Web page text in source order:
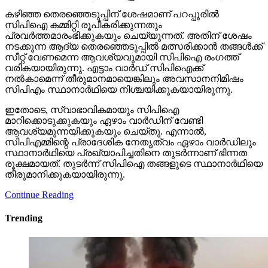
കഴിഞ്ഞ തെരഞ്ഞെടുപ്പിന് ശേഷമാണ് പറപ്പൂരില്‍
സിപിഐ കമ്മിറ്റി രൂപീകരിക്കുന്നതും
പ്രവര്‍ത്തമാരംഭിക്കുകയും ചെയ്യുന്നത്. അതിന് ശേഷം
നടക്കുന്ന ആദ്യ തെരഞ്ഞെടുപ്പില്‍ മത്സരിക്കാന്‍ തങ്ങള്‍ക്ക്
സീറ്റ് വേണമെന്ന ആവശ്യവുമായി സിപിഐ രംഗത്ത്
വരികയായിരുന്നു. എട്ടാം വാര്‍ഡ് സിപിഐക്ക്
നല്‍കാമെന്ന് തീരുമാനമായെങ്കിലും അവസാനനിമിഷം
സിപിഎം സ്ഥാനാര്‍ഥിയെ നിശ്ചയിക്കുകയായിരുന്നു.
ഇതോടെ, സ്വാഭാവികമായും സിപിഐ
മാറിക്കൊടുക്കുകയും ഏഴാം വാര്‍ഡിന് വേണ്ടി
ആവശ്യമുന്നയിക്കുകയും ചെയ്തു. എന്നാല്‍,
സിപിഎമ്മിന്റെ പ്രാദേശിക നേതൃത്വം ഏഴാം വാര്‍ഡിലും
സ്ഥാനാര്‍ഥിയെ പ്രഖ്യാപിച്ചതിനെ തുടര്‍ന്നാണ് ഭിന്നത
രൂക്ഷമായത്. തുടര്‍ന്ന് സിപിഐ തങ്ങളുടെ സ്ഥാനാര്‍ഥിയെ
തീരുമാനിക്കുകയായിരുന്നു.
Continue Reading
Trending